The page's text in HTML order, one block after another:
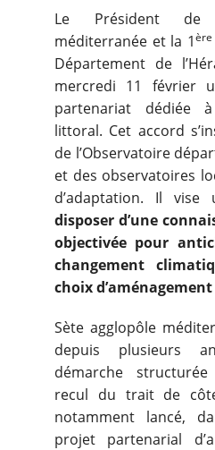
Le Président de
méditerranée et la 1ère
Département de
mercredi 11 février
partenariat dédiée
littoral. Cet accord
de l’Observatoire
et des observatoires
d’adaptation. Il
disposer d’une
objectivée pour
changement
choix
Sète agglopôle
depuis plusieurs
démarche
recul du trait de
notamment lancé,
projet partenarial